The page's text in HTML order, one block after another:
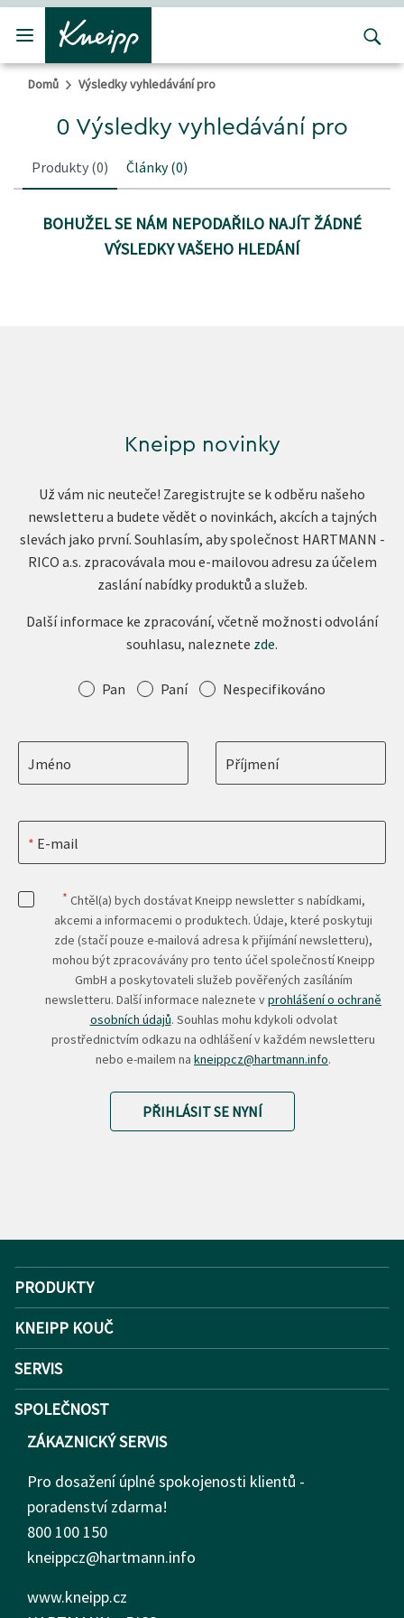
Přejít na hlavní obsah
Přejít na obsah patičky
Domů Výsledky vyhledávání pro
0 Výsledky vyhledávání pro
Produkty (0) Články(0)
BOHUŽEL SE NÁM NEPODAŘILO NAJÍT ŽÁDNÉ
VÝSLEDKY VAŠEHO HLEDÁNÍ
Kneipp novinky
Už vám nic neuteče! Zaregistrujte se k odběru našeho
newsletteru a budete vědět o novinkách, akcích a tajných
slevách jako první. Souhlasím, aby společnost HARTMANN -
RICO a.s. zpracovávala mou e-mailovou adresu za účelem
zaslání nabídky produktů a služeb.
Další informace ke zpracování, včetně možnosti odvolání
souhlasu, naleznete zde.
Oslovení Pan Paní Nespecifikováno
Jméno Příjmení
E-mail
* Chtěl(a) bych dostávat Kneipp newsletter s nabídkami,
akcemi a informacemi o produktech. Údaje, které poskytuji
zde (stačí pouze e-mailová adresa k přijímání newsletteru),
mohou být zpracovávány pro tento účel společností Kneipp
GmbH a poskytovateli služeb pověřených zasíláním
newsletteru. Další informace naleznete vprohlášení o ochraně
osobních údajů. Souhlas mohu kdykoli odvolat
prostřednictvím odkazu na odhlášení v každém newsletteru
nebo e-mailem na kneippcz@hartmann.info.
PŘIHLÁSIT SE NYNÍ
PRODUKTY
KNEIPP KOUČ
SERVIS
SPOLEČNOST
ZÁKAZNICKÝ SERVIS
Pro dosažení úplné spokojenosti klientů -
poradenství zdarma!
800 100 150
kneippcz@hartmann.info
www.kneipp.cz